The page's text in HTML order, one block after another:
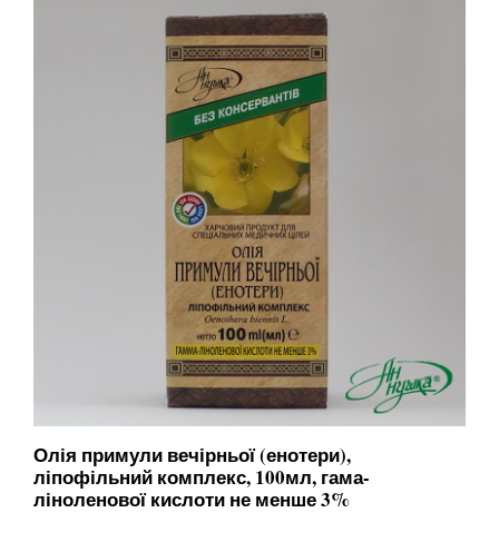
Олія примули вечірньої (енотери),
ліпофільний комплекс, 100мл, гама-
ліноленової кислоти не менше 3%